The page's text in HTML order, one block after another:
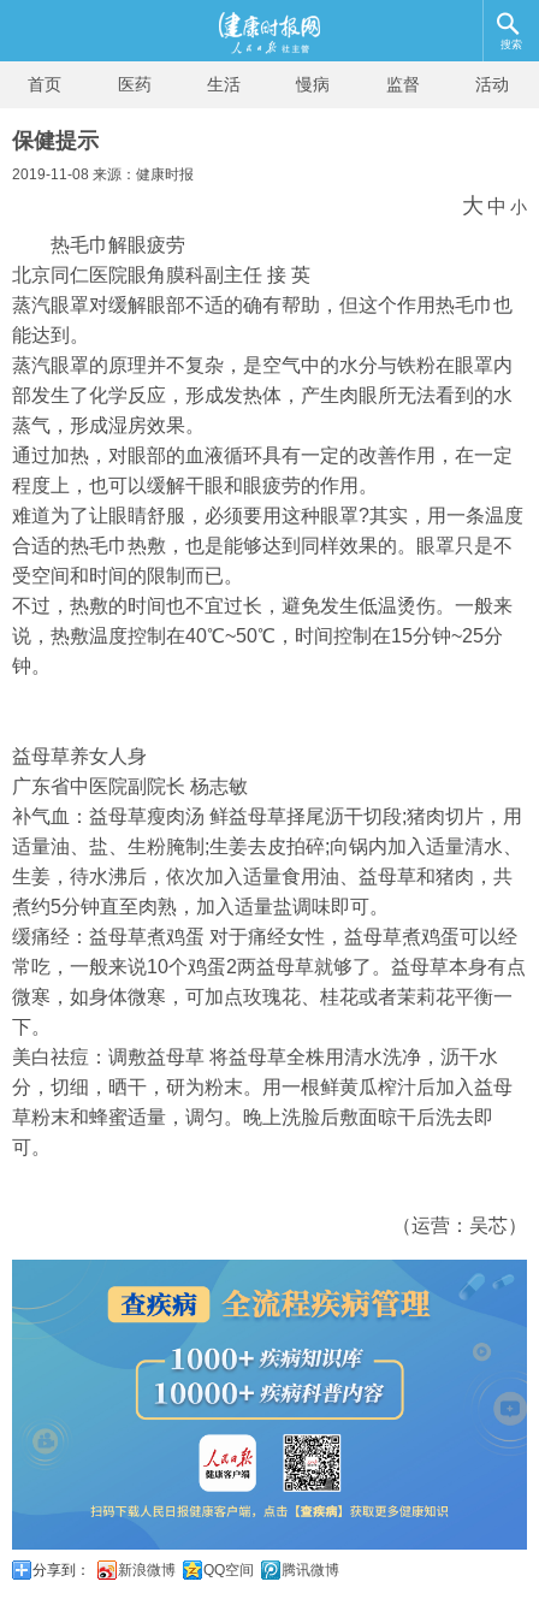
搜索
首页 医药 生活 慢病 监督 活动
保健提示
2019-11-08 来源：健康时报
大 中 小
热毛巾解眼疲劳
北京同仁医院眼角膜科副主任 接 英
蒸汽眼罩对缓解眼部不适的确有帮助，但这个作用热毛巾也
能达到。
蒸汽眼罩的原理并不复杂，是空气中的水分与铁粉在眼罩内
部发生了化学反应，形成发热体，产生肉眼所无法看到的水
蒸气，形成湿房效果。
通过加热，对眼部的血液循环具有一定的改善作用，在一定
程度上，也可以缓解干眼和眼疲劳的作用。
难道为了让眼睛舒服，必须要用这种眼罩?其实，用一条温度
合适的热毛巾热敷，也是能够达到同样效果的。眼罩只是不
受空间和时间的限制而已。
不过，热敷的时间也不宜过长，避免发生低温烫伤。一般来
说，热敷温度控制在40℃~50℃，时间控制在15分钟~25分
钟。
益母草养女人身
广东省中医院副院长 杨志敏
补气血：益母草瘦肉汤 鲜益母草择尾沥干切段;猪肉切片，用
适量油、盐、生粉腌制;生姜去皮拍碎;向锅内加入适量清水、
生姜，待水沸后，依次加入适量食用油、益母草和猪肉，共
煮约5分钟直至肉熟，加入适量盐调味即可。
缓痛经：益母草煮鸡蛋 对于痛经女性，益母草煮鸡蛋可以经
常吃，一般来说10个鸡蛋2两益母草就够了。益母草本身有点
微寒，如身体微寒，可加点玫瑰花、桂花或者茉莉花平衡一
下。
美白祛痘：调敷益母草 将益母草全株用清水洗净，沥干水
分，切细，晒干，研为粉末。用一根鲜黄瓜榨汁后加入益母
草粉末和蜂蜜适量，调匀。晚上洗脸后敷面晾干后洗去即
可。
（运营：吴芯）
分享到： 新浪微博 QQ空间 腾讯微博